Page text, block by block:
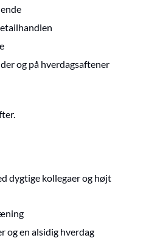
og på hverdagsaftener
dygtige kollegaer og højt
og en alsidig hverdag